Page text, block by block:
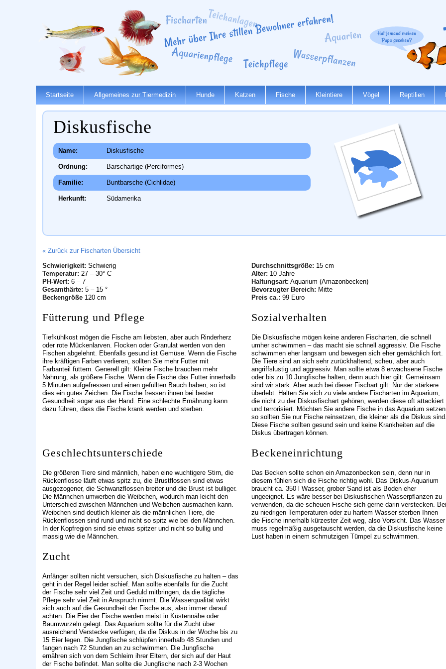
Startseite Allgemeines zur Tiermedizin Hunde Katzen Fische Kleintiere Vögel Reptilien
Diskusfische
Name: Diskusfische
Ordnung: Barschartige (Perciformes)
Familie: Buntbarsche (Cichlidae)
Herkunft: Südamerika
« Zurück zur Fischarten Übersicht
Schwierigkeit: Schwierig
Temperatur: 27 – 30° C
PH-Wert: 6 – 7
Gesamthärte: 5 – 15 °
Beckengröße 120 cm
Durchschnittsgröße: 15 cm
Alter: 10 Jahre
Haltungsart: Aquarium (Amazonbecken)
Bevorzugter Bereich: Mitte
Preis ca.: 99 Euro
Fütterung und Pflege
Tiefkühlkost mögen die Fische am liebsten, aber auch Rinderherz
oder rote Mückenlarven. Flocken oder Granulat werden von den
Fischen abgelehnt. Ebenfalls gesund ist Gemüse. Wenn die Fische
ihre kräftigen Farben verlieren, sollten Sie mehr Futter mit
Farbanteil füttern. Generell gilt: Kleine Fische brauchen mehr
Nahrung, als größere Fische. Wenn die Fische das Futter innerhalb
5 Minuten aufgefressen und einen gefüllten Bauch haben, so ist
dies ein gutes Zeichen. Die Fische fressen ihnen bei bester
Gesundheit sogar aus der Hand. Eine schlechte Ernährung kann
dazu führen, dass die Fische krank werden und sterben.
Sozialverhalten
Die Diskusfische mögen keine anderen Fischarten, die schnell
umher schwimmen – das macht sie schnell aggressiv. Die Fische
schwimmen eher langsam und bewegen sich eher gemächlich fort.
Die Tiere sind an sich sehr zurückhaltend, scheu, aber auch
angriffslustig und aggressiv. Man sollte etwa 8 erwachsene Fische
oder bis zu 10 Jungfische halten, denn auch hier gilt: Gemeinsam
sind wir stark. Aber auch bei dieser Fischart gilt: Nur der stärkere
überlebt. Halten Sie sich zu viele andere Fischarten im Aquarium,
die nicht zu der Diskusfischart gehören, werden diese oft attackiert
und terrorisiert. Möchten Sie andere Fische in das Aquarium
so sollten Sie nur Fische reinsetzen, die kleiner als die Diskus
Diese Fische sollten gesund sein und keine Krankheiten auf die
Diskus übertragen können.
Geschlechtsunterschiede
Die größeren Tiere sind männlich, haben eine wuchtigere Stirn, die
Rückenflosse läuft etwas spitz zu, die Brustflossen sind etwas
ausgezogener, die Schwanzflossen breiter und die Brust ist bulliger.
Die Männchen umwerben die Weibchen, wodurch man leicht den
Unterschied zwischen Männchen und Weibchen ausmachen kann.
Weibchen sind deutlich kleiner als die männlichen Tiere, die
Rückenflossen sind rund und nicht so spitz wie bei den Männchen.
In der Kopfregion sind sie etwas spitzer und nicht so bullig und
massig wie die Männchen.
Beckeneinrichtung
Das Becken sollte schon ein Amazonbecken sein, denn nur in
diesem fühlen sich die Fische richtig wohl. Das Diskus-Aquarium
braucht ca. 350 l Wasser, grober Sand ist als Boden eher
ungeeignet. Es wäre besser bei Diskusfischen Wasserpflanzen zu
verwenden, da die scheuen Fische sich gerne darin verstecken. Bei
zu niedrigen Temperaturen oder zu hartem Wasser sterben Ihnen
die Fische innerhalb kürzester Zeit weg, also Vorsicht. Das Wasser
muss regelmäßig ausgetauscht werden, da die Diskusfische keine
Lust haben in einem schmutzigen Tümpel zu schwimmen.
Zucht
Anfänger sollten nicht versuchen, sich Diskusfische zu halten – das
geht in der Regel leider schief. Man sollte ebenfalls für die Zucht
der Fische sehr viel Zeit und Geduld mitbringen, da die tägliche
Pflege sehr viel Zeit in Anspruch nimmt. Die Wasserqualität wirkt
sich auch auf die Gesundheit der Fische aus, also immer darauf
achten. Die Eier der Fische werden meist in Küstennähe oder
Baumwurzeln gelegt. Das Aquarium sollte für die Zucht über
ausreichend Verstecke verfügen, da die Diskus in der Woche bis zu
15 Eier legen. Die Jungfische schlüpfen innerhalb 48 Stunden und
fangen nach 72 Stunden an zu schwimmen. Die Jungfische
ernähren sich von dem Schleim ihrer Eltern, der sich auf der Haut
der Fische befindet. Man sollte die Jungfische nach 2-3 Wochen